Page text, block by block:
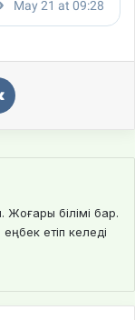
Жоғары білімі бар.
етіп келеді